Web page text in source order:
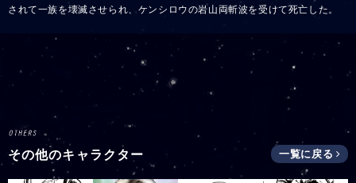
されて一族を壊滅させられ、ケンシロウの岩山両斬波を受けて死亡した。
その他のキャラクター 一覧に戻る